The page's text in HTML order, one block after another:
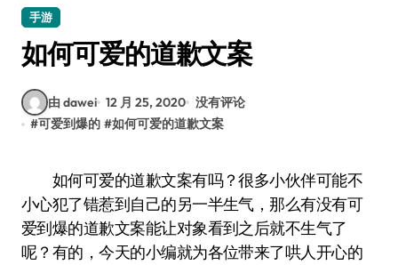
手游
如何可爱的道歉文案
由 dawei 12 月 25, 2020 没有评论
#可爱到爆的 #如何可爱的道歉文案
如何可爱的道歉文案有吗？很多小伙伴可能不
小心犯了错惹到自己的另一半生气，那么有没有可
爱到爆的道歉文案能让对象看到之后就不生气了
呢？有的，今天的小编就为各位带来了哄人开心的